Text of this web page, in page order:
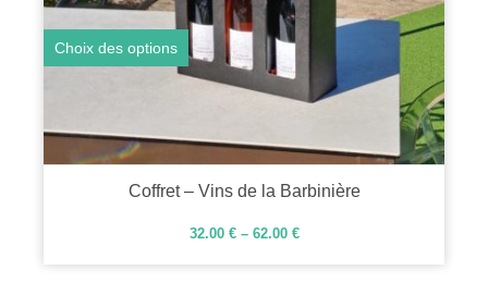
Coffret – Vins de la Barbinière
32.00 €– 62.00 €
Choix des options